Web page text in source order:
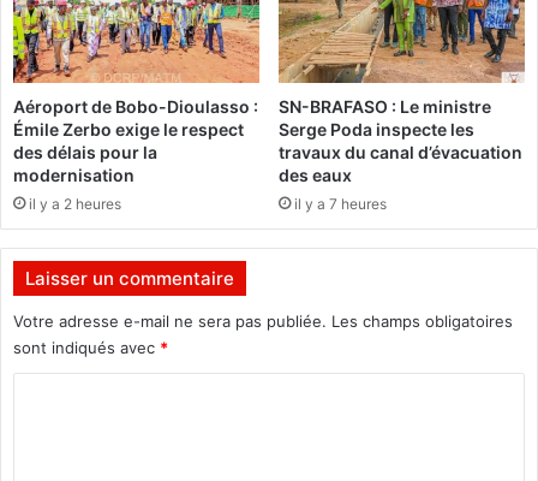
d
o
g
o
o
f
f
r
e
3
i
é
a
b
a
n
d
o
n
s
à
l
’
Aéroport de Bobo-Dioulasso :
Émile Zerbo exige le respect
des délais pour la
modernisation
il y a 2 heures
SN-BRAFASO : Le ministre
Serge Poda inspecte les
travaux du canal d’évacuation
des eaux
il y a 7 heures
Laisser un commentaire
Votre adresse e-mail ne sera pas publiée. Les champs obligatoires
sont indiqués avec *